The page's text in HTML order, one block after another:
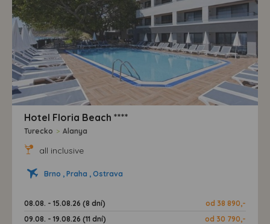
Hotel Floria Beach ****
Turecko > Alanya
all inclusive
Brno , Praha , Ostrava
08.08. - 15.08.26 (8 dní)
od 38 890,-
09.08. - 19.08.26 (11 dní)
od 30 790,-